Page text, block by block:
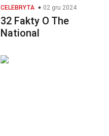
CELEBRYTA 02 gru 2024
32 Fakty O The
National